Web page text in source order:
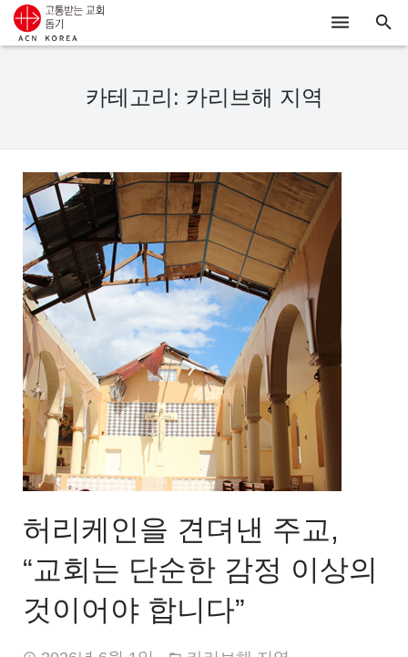
시리아
우크라이나
행동하기
로그인
후원하기
카테고리: 카리브해 지역
허리케인을 견뎌낸 주교,
“교회는 단순한 감정 이상의
것이어야 합니다”